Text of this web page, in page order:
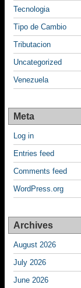
Tecnologia
Tipo de Cambio
Tributacion
Uncategorized
Venezuela
Meta
Log in
Entries feed
Comments feed
WordPress.org
Archives
August 2026
July 2026
June 2026